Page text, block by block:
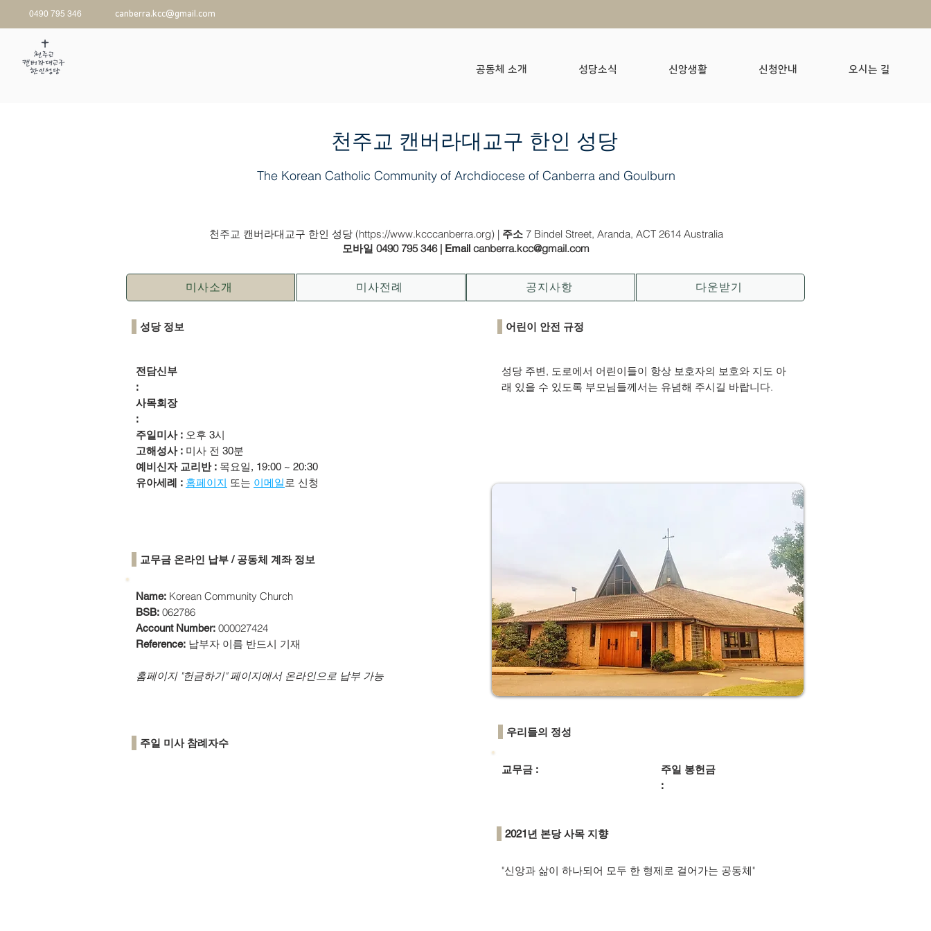
공동체 소개 성당소식 신앙생활 신청안내 오시는 길
0490 795 346 canberra.kcc@gmail.com
​천주교 캔버라대교구 한인 성당
The Korean Catholic Community of Archdiocese of Canberra and Goulburn
천주교 캔버라대교구 한인 성당 (https://www.kcccanberra.org) | 주소 7 Bindel Street, Aranda, ACT 2614 Australia
모바일 0490 795 346| Email canberra.kcc@gmail.com
미사소개 미사전례 공지사항 다운받기
성당 정보
전담신부
:
사목회장
:
주일미사 : 오후 3시
고해성사 : 미사 전 30분
예비신자 교리반 : 목요일, 19:00 ~ 20:30
유아세례 : 홈페이지 또는 이메일 로 신청
​교무금 온라인 납부 / 공동체 계좌 정보
Name: Korean Community Church
BSB: 062786
Account Number: 000027424
Reference: 납부자 이름 반드시 기재
​홈페이지 "헌금하기" 페이지에서 온라인으로 납부 가능
주일 미사 참례자수
어린이 안전 규정
성당 주변, 도로에서 어린이들이 항상 보호자의 보호와 지도 아
래 있을 수 있도록 부모님들께서는 유념해 주시길 바랍니다.​
우리들의 정성
교무금 :
주일 봉헌금
:
2021년 본당 사목 지향
"신앙과 삶이 하나되어 모두 한 형제로 걸어가는 공동체"